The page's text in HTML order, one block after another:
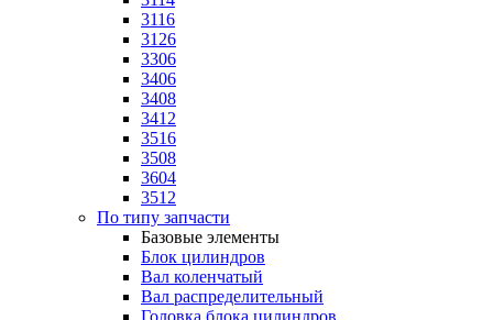
3116
3126
3306
3406
3408
3412
3516
3508
3604
3512
По типу запчасти
Базовые элементы
Блок цилиндров
Вал коленчатый
Вал распределительный
Головка блока цилиндров